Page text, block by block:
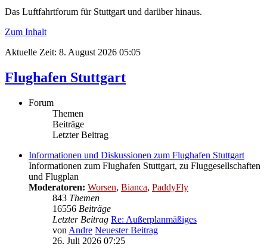
Das Luftfahrtforum für Stuttgart und darüber hinaus.
Zum Inhalt
Aktuelle Zeit: 8. August 2026 05:05
Flughafen Stuttgart
Forum
Themen
Beiträge
Letzter Beitrag
Informationen und Diskussionen zum Flughafen Stuttgart
Informationen zum Flughafen Stuttgart, zu Fluggesellschaften
und Flugplan
Moderatoren: Worsen, Bianca, PaddyFly
843 Themen
16556 Beiträge
Letzter Beitrag Re: Außerplanmäßiges
von Andre Neuester Beitrag
26. Juli 2026 07:25